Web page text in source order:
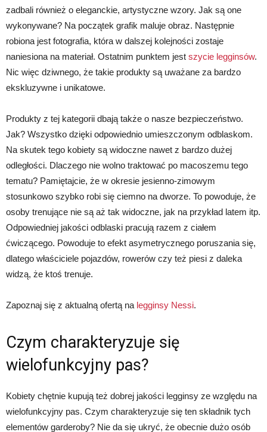
zadbali również o eleganckie, artystyczne wzory. Jak są one
wykonywane? Na początek grafik maluje obraz. Następnie
robiona jest fotografia, która w dalszej kolejności zostaje
naniesiona na materiał. Ostatnim punktem jest szycie legginsów.
Nic więc dziwnego, że takie produkty są uważane za bardzo
ekskluzywne i unikatowe.
Produkty z tej kategorii dbają także o nasze bezpieczeństwo.
Jak? Wszystko dzięki odpowiednio umieszczonym odblaskom.
Na skutek tego kobiety są widoczne nawet z bardzo dużej
odległości. Dlaczego nie wolno traktować po macoszemu tego
tematu? Pamiętajcie, że w okresie jesienno-zimowym
stosunkowo szybko robi się ciemno na dworze. To powoduje, że
osoby trenujące nie są aż tak widoczne, jak na przykład latem itp.
Odpowiedniej jakości odblaski pracują razem z ciałem
ćwiczącego. Powoduje to efekt asymetrycznego poruszania się,
dlatego właściciele pojazdów, rowerów czy też piesi z daleka
widzą, że ktoś trenuje.
Zapoznaj się z aktualną ofertą na legginsy Nessi.
Czym charakteryzuje się
wielofunkcyjny pas?
Kobiety chętnie kupują też dobrej jakości legginsy ze względu na
wielofunkcyjny pas. Czym charakteryzuje się ten składnik tych
elementów garderoby? Nie da się ukryć, że obecnie dużo osób